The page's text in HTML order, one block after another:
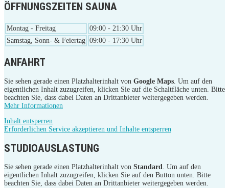
ÖFFNUNGSZEITEN SAUNA
Montag - Freitag
09:00 - 21:30 Uhr
Samstag, Sonn- & Feiertag 09:00 - 17:30 Uhr
ANFAHRT
Sie sehen gerade einen Platzhalterinhalt von Google Maps . Um auf den
eigentlichen Inhalt zuzugreifen, klicken Sie auf die Schaltfläche unten. Bitte
beachten Sie, dass dabei Daten an Drittanbieter weitergegeben werden.
Mehr Informationen
Inhalt entsperren
Erforderlichen Service akzeptieren und Inhalte entsperren
STUDIOAUSLASTUNG
Sie sehen gerade einen Platzhalterinhalt von Standard. Um auf den
eigentlichen Inhalt zuzugreifen, klicken Sie auf den Button unten. Bitte
beachten Sie, dass dabei Daten an Drittanbieter weitergegeben werden.